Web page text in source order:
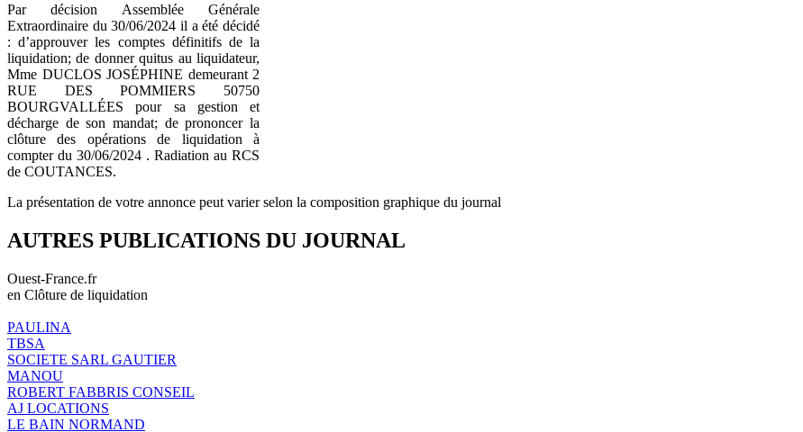
Par décision Assemblée Générale
Extraordinaire du 30/06/2024 il a été décidé
: d’approuver les comptes définitifs de la
liquidation; de donner quitus au liquidateur,
Mme DUCLOS JOSÉPHINE demeurant 2
RUE DES POMMIERS 50750
BOURGVALLÉES pour sa gestion et
décharge de son mandat; de prononcer la
clôture des opérations de liquidation à
compter du 30/06/2024 . Radiation au RCS
de COUTANCES.
La présentation de votre annonce peut varier selon la composition graphique du journal
AUTRES PUBLICATIONS DU JOURNAL
Ouest-France.fr
en Clôture de liquidation
PAULINA
TBSA
SOCIETE SARL GAUTIER
MANOU
ROBERT FABBRIS CONSEIL
AJ LOCATIONS
LE BAIN NORMAND